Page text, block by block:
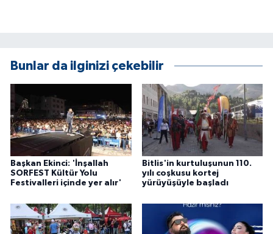
Bunlar da ilginizi çekebilir
Başkan Ekinci: 'İnşallah
SORFEST Kültür Yolu
Festivalleri içinde yer alır'
Bitlis'in kurtuluşunun 110.
yılı coşkusu kortej
yürüyüşüyle başladı